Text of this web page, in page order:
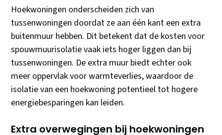
Hoekwoningen onderscheiden zich van
tussenwoningen doordat ze aan één kant een extra
buitenmuur hebben. Dit betekent dat de kosten voor
spouwmuurisolatie vaak iets hoger liggen dan bij
tussenwoningen. De extra muur biedt echter ook
meer oppervlak voor warmteverlies, waardoor de
isolatie van een hoekwoning potentieel tot hogere
energiebesparingen kan leiden.
Extra overwegingen bij hoekwoningen